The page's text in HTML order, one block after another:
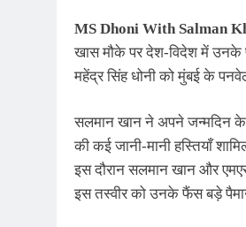
MS Dhoni With Salman
खास मौके पर देश-विदेश में उनके
महेंद्र सिंह धोनी को मुंबई के
सलमान खान ने अपने जन्मदिन के
की कई जानी-मानी हस्तियाँ
इस दौरान सलमान खान और
इस तस्वीर को उनके फैंस बड़े